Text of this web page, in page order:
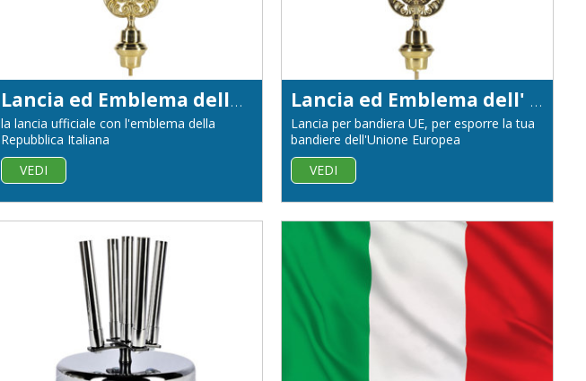
Lancia ed Emblema della Repubblica Italiana
la lancia ufficiale con l'emblema della
Repubblica Italiana
VEDI
Lancia ed Emblema dell' Unione Europea
Lancia per bandiera UE, per esporre la tua
bandiere dell'Unione Europea
VEDI